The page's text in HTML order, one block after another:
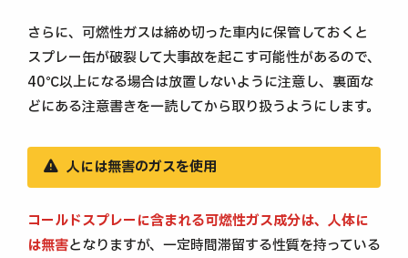
さらに、可燃性ガスは締め切った車内に保管しておくと
スプレー缶が破裂して大事故を起こす可能性があるので、
40℃以上になる場合は放置しないように注意し、裏面な
どにある注意書きを一読してから取り扱うようにします。
人には無害のガスを使用
コールドスプレーに含まれる可燃性ガス成分は、人体に
は無害となりますが、一定時間滞留する性質を持っている